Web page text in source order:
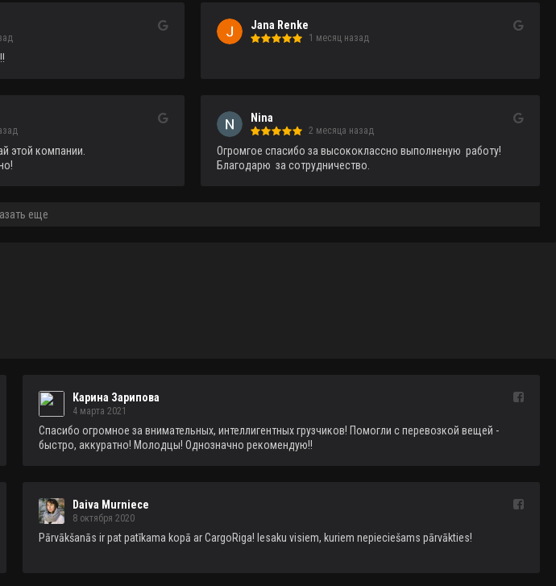
Jana Renke
1 месяц назад
этой компании.
Nina
2 месяца назад
Огромгое спасибо за высококлассно выполненую  работу!
Благодарю  за сотрудничество.
еще
Карина Зарипова
4 марта 2021
Спасибо огромное за внимательных, интеллигентных грузчиков! Помогли с перевозкой вещей -
быстро, аккуратно! Молодцы! Однозначно рекомендую!!
Daiva Murniece
8 октября 2020
Pārvākšanās ir pat patīkama kopā ar CargoRiga! Iesaku visiem, kuriem nepieciešams pārvākties!